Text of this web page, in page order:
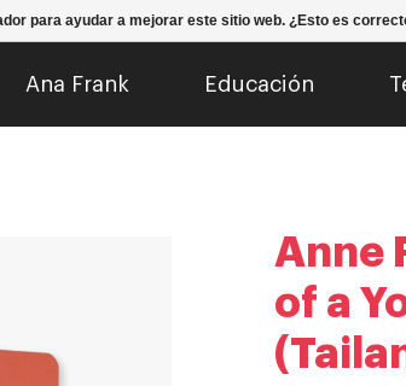
Ana Frank Educación
Anne
of a
para ayudar a mejorar este sitio web. ¿Esto es